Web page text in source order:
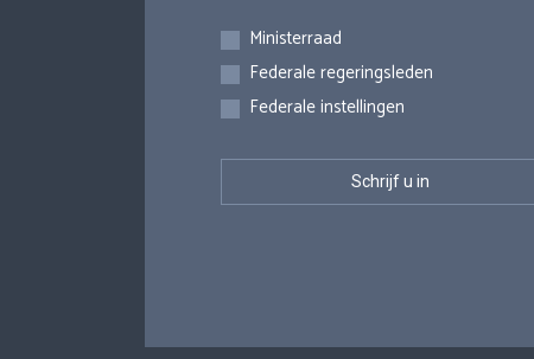
Inschrijvingen
Ministerraad
Federale regeringsleden
Federale instellingen